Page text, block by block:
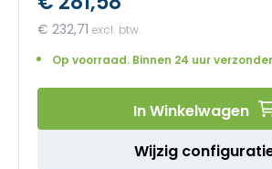
€ 232,71
Op voorraad. Binnen 24 uur
Wijzig
In Winkelwagen
afbeeldingen-